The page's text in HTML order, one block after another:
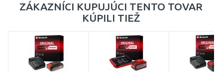
ZÁKAZNÍCI KUPUJÚCI TENTO TOVAR
KÚPILI TIEŽ